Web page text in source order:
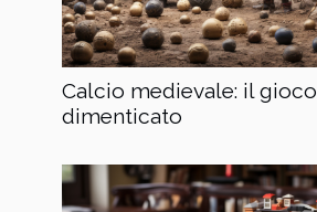
Calcio medievale: il gioco
dimenticato